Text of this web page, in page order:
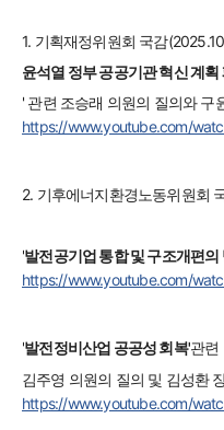
1. 기획재정위원회 국감
윤석열 정부 공공기관 혁신 계획
' 관련 조승래 의원의 질의와 구
https://www.youtube.com/
2. 기후에너지환경노동위원회
'발전공기업 통합 및 구조개편의
https://www.youtube.com/
'발전정비산업 공공성 회복'관련
김주영 의원의 질의 및 김성환
https://www.youtube.com/